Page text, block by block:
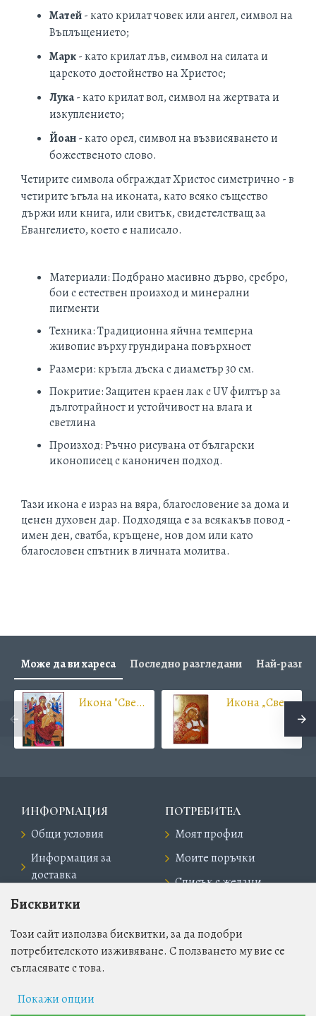
Матей- като крилат човек или ангел, символ на
Въплъщението;
Марк- като крилат лъв, символ на силата и
царското достойнство на Христос;
Лука- като крилат вол, символ на жертвата и
изкуплението;
Йоан- като орел, символ на възвисяването и
божественото слово.
Четирите символа обграждат Христос симетрично - в
четирите ъгъла на иконата, като всяко същество
държи или книга, или свитък, свидетелстващ за
Евангелието, което е написало.
Материали: Подбрано масивно дърво, сребро,
бои с естествен произход и минерални
пигменти
Техника: Традиционна яйчна темперна
живопис върху грундирана повърхност
Размери: кръгла дъска с диаметър 30 см.
Покритие: Защитен краен лак с UV филтър за
дълготрайност и устойчивост на влага и
светлина
Произход: Ръчно рисувана от български
иконописец с каноничен подход.
Тази икона е израз на вяра, благословение за дома и
ценен духовен дар. Подходяща е за всякакъв повод -
имен ден, сватба, кръщене, нов дом или като
благословен спътник в личната молитва.
Може да ви хареса Последно разгледани Най-
Икона "Света Богородица Всецарица"
ИНФОРМАЦИЯ
Общи условия
Информация за
доставка
Политика за
ПОТРЕБИТЕЛ
Моят профил
Моите поръчки
Списък с желани
КАТЕГОРИИ
Икони
Бижута и аксесоари
ПОЛЕЗНИ ВРЪЗКИ
Бисквитки
Този сайт използва бисквитки, за да подобри
потребителското изживяване. С ползването му вие се
съгласявате с това.
Покажи опции